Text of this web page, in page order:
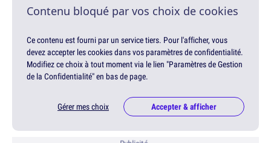
Contenu bloqué par vos choix de cookies
Ce contenu est fourni par un service tiers. Pour l'afficher, vous
devez accepter les cookies dans vos paramètres de confidentialité.
Modifiez ce choix à tout moment via le lien "Paramètres de Gestion
de la Confidentialité" en bas de page.
Gérer mes choix Accepter & afficher